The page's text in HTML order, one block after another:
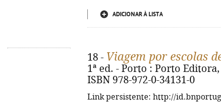
ADICIONAR À LISTA
18 - Viagem por escolas
1ª ed. - Porto : Porto
ISBN 978-972-0-34131-0
Link persistente: http://